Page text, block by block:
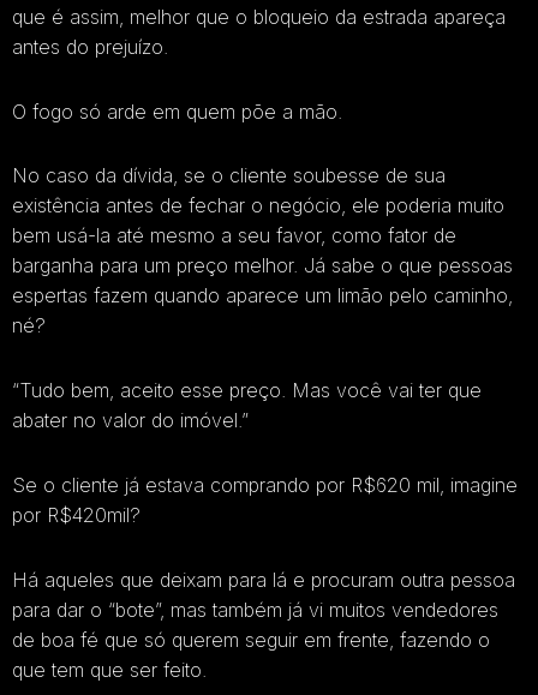
que é assim, melhor que o bloqueio da estrada apareça
antes do prejuízo.
O fogo só arde em quem põe a mão.
No caso da dívida, se o cliente soubesse de sua
existência antes de fechar o negócio, ele poderia muito
bem usá-la até mesmo a seu favor, como fator de
barganha para um preço melhor. Já sabe o que pessoas
espertas fazem quando aparece um limão pelo caminho,
né?
“Tudo bem, aceito esse preço. Mas você vai ter que
abater no valor do imóvel.”
Se o cliente já estava comprando por R$620 mil, imagine
por R$420mil?
Há aqueles que deixam para lá e procuram outra pessoa
para dar o “bote”, mas também já vi muitos vendedores
de boa fé que só querem seguir em frente, fazendo o
que tem que ser feito.